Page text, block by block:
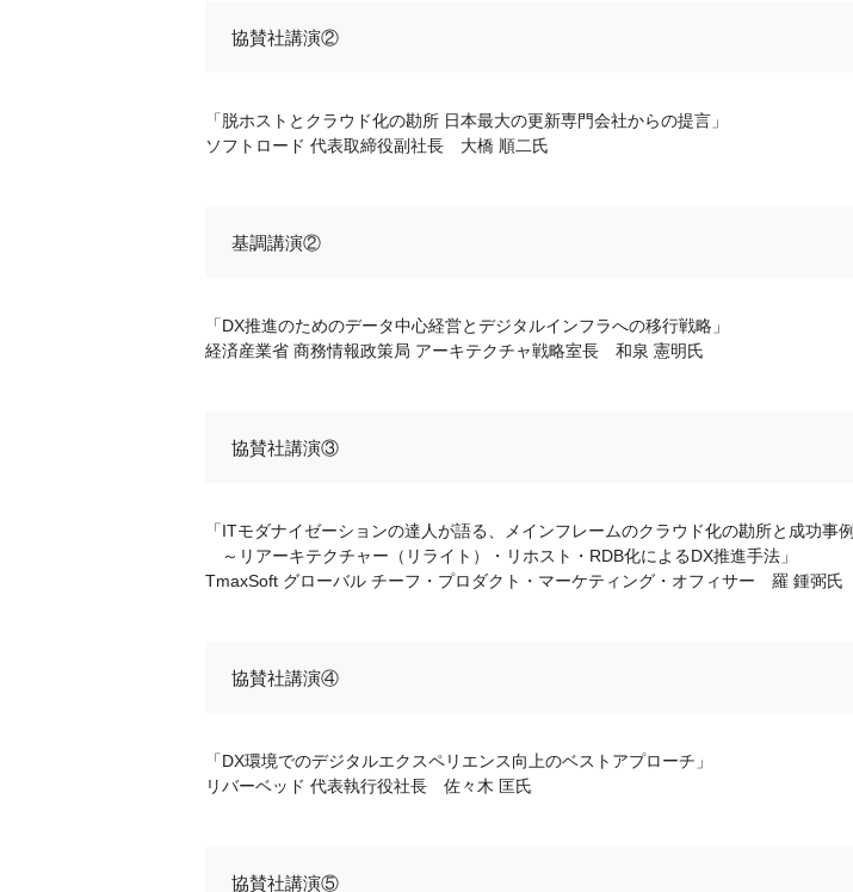
協賛社講演②
「脱ホストとクラウド化の勘所 日本最大の更新専門会社からの提言」
ソフトロード 代表取締役副社長 大橋 順二氏
基調講演②
「DX推進のためのデータ中心経営とデジタルインフラへの移行戦略」
経済産業省 商務情報政策局 アーキテクチャ戦略室長 和泉 憲明氏
協賛社講演③
「ITモダナイゼーションの達人が語る、メインフレームのクラウド化の勘所と成功事例
～リアーキテクチャー（リライト）・リホスト・RDB化によるDX推進手法」
TmaxSoft グローバル チーフ・プロダクト・マーケティング・オフィサー 羅 鍾弼氏
協賛社講演④
「DX環境でのデジタルエクスペリエンス向上のベストアプローチ」
リバーベッド 代表執行役社長 佐々木 匡氏
協賛社講演⑤